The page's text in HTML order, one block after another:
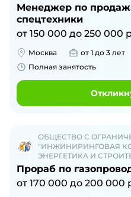
Менеджер по
спецтехники
от 150 000 до 250 000
Москва от 1 до 3 лет
Полная занятость
ОБЩЕСТВО С
"ИНЖИНИРИНГОВАЯ
ЭНЕРГЕТИКА И
Прораб по
от 170 000 до 200 000